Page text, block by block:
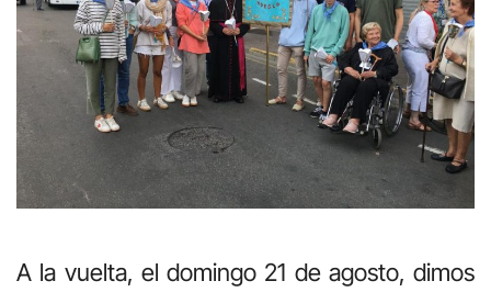
A la vuelta, el domingo 21 de agosto, dimos